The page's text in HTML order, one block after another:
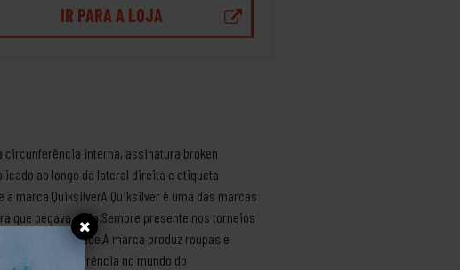
IR PARA A LOJA
circunferência interna, assinatura broken
ao longo da lateral direita e etiqueta
marca QuiksilverA Quiksilver é uma das marcas
que pegava onda.Sempre presente nos torneios
modalidade.A marca produz roupas e
também é referência no mundo do